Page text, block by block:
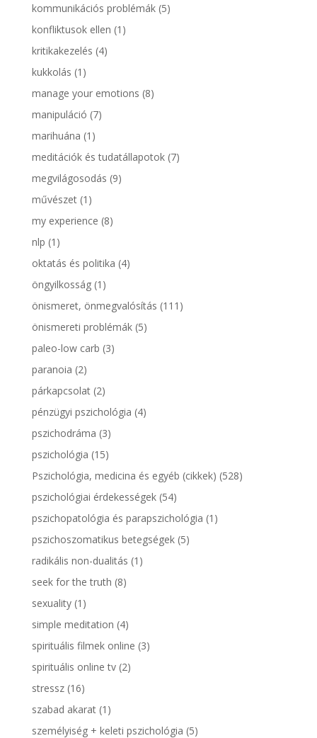
kommunikációs problémák(5)
konfliktusok ellen (1)
kritikakezelés (4)
kukkolás (1)
manage your emotions (8)
manipuláció (7)
marihuána (1)
meditációk és tudatállapotok(7)
megvilágosodás (9)
művészet(1)
my experience (8)
nlp (1)
oktatás és politika (4)
öngyilkosság(1)
önismeret, önmegvalósítás (111)
önismereti problémák(5)
paleo-low carb (3)
paranoia (2)
párkapcsolat(2)
pénzügyi pszichológia (4)
pszichodráma (3)
pszichológia (15)
Pszichológia, medicina és egyéb (cikkek) (528)
pszichológiai érdekességek(54)
pszichopatológia és parapszichológia (1)
pszichoszomatikus betegségek(5)
radikális non-dualitás (1)
seek for the truth (8)
sexuality(1)
simple meditation (4)
spirituális filmek online (3)
spirituális online tv(2)
stressz(16)
szabad akarat(1)
személyiség + keleti pszichológia (5)